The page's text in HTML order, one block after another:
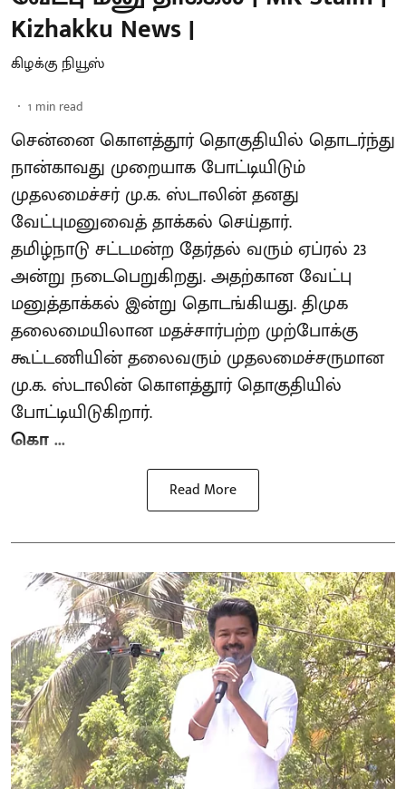
Kizhakku News |
கிழக்கு நியூஸ்
1 min read
சென்னை கொளத்தூர் தொகுதியில் தொடர்ந்து
நான்காவது முறையாக போட்டியிடும்
முதலமைச்சர் மு.க. ஸ்டாலின் தனது
வேட்புமனுவைத் தாக்கல் செய்தார்.
தமிழ்நாடு சட்டமன்ற தேர்தல் வரும் ஏப்ரல் 23
அன்று நடைபெறுகிறது. அதற்கான வேட்பு
மனுத்தாக்கல் இன்று தொடங்கியது. திமுக
தலைமையிலான மதச்சார்பற்ற முற்போக்கு
கூட்டணியின் தலைவரும் முதலமைச்சருமான
மு.க. ஸ்டாலின் கொளத்தூர் தொகுதியில்
போட்டியிடுகிறார்.
கொ ...
Read More